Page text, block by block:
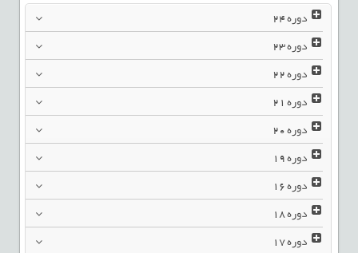
دوره24
دوره23
دوره22
دوره21
دوره20
دوره19
دوره16
دوره18
دوره17